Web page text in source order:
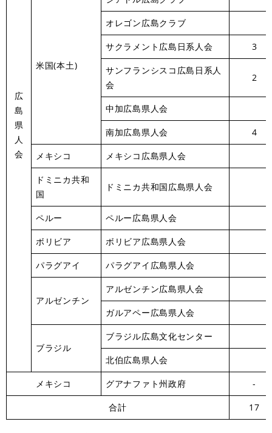
広
島
県
人
会
米国(本土)
オレゴン広島クラブ
サクラメント広島日系人会 3
サンフランシスコ広島日系人
会
2
中加広島県人会
南加広島県人会 4
メキシコ メキシコ広島県人会
ドミニカ共和
国
ドミニカ共和国広島県人会
ペルー ペルー広島県人会
ボリビア ボリビア広島県人会
パラグアイ パラグアイ広島県人会
アルゼンチン
アルゼンチン広島県人会
ガルアペー広島県人会
ブラジル
ブラジル広島文化センター
北伯広島県人会
メキシコ グアナファト州政府 -
合計 17